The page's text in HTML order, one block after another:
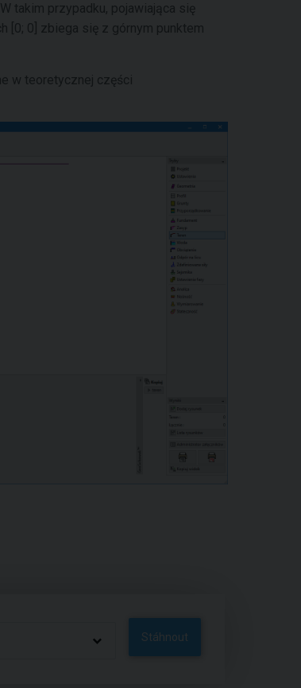
takim przypadku, pojawiająca się
[0; 0] zbiega się z górnym punktem
w teoretycznej części
Stáhnout